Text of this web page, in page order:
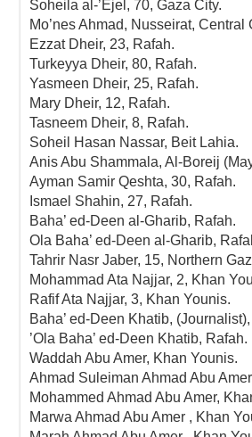
Soheila al-’Ejel, 70, Gaza City.
Mo’nes Ahmad, Nusseirat, Central
Ezzat Dheir, 23, Rafah.
Turkeyya Dheir, 80, Rafah.
Yasmeen Dheir, 25, Rafah.
Mary Dheir, 12, Rafah.
Tasneem Dheir, 8, Rafah.
Soheil Hasan Nassar, Beit Lahia.
Anis Abu Shammala, Al-Boreij
Ayman Samir Qeshta, 30, Rafah.
Ismael Shahin, 27, Rafah.
Baha’ ed-Deen al-Gharib, Rafah.
Ola Baha’ ed-Deen al-Gharib,
Tahrir Nasr Jaber, 15, Northern
Mohammad Ata Najjar, 2, Khan
Rafif Ata Najjar, 3, Khan Younis.
Baha’ ed-Deen Khatib,
’Ola Baha’ ed-Deen Khatib, Rafah.
Waddah Abu Amer, Khan Younis.
Ahmad Suleiman Ahmad Abu
Mohammed Ahmad Abu Amer,
Marwa Ahmad Abu Amer , Khan